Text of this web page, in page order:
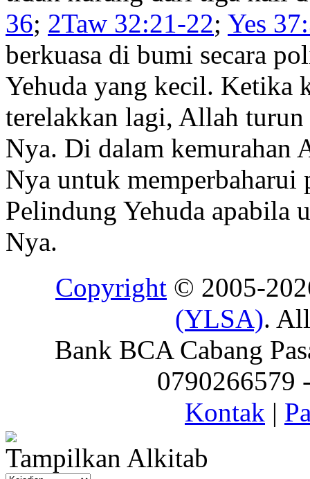
36; 2Taw 32:21-22; Yes
berkuasa di bumi secara
Yehuda yang kecil. Ketika
terelakkan lagi, Allah turun
Nya. Di dalam kemurahan
Nya untuk
Pelindung Yehuda apabila
Nya.
Copyright © 2005-
(YLSA).
Bank BCA Cabang
0790266579
Kontak |
Tampilkan Alkitab